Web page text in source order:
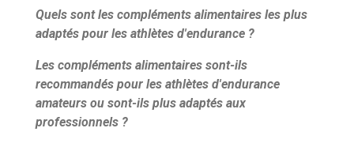
Quels sont les compléments alimentaires les plus
adaptés pour les athlètes d'endurance ?
Les compléments alimentaires sont-ils
recommandés pour les athlètes d'endurance
amateurs ou sont-ils plus adaptés aux
professionnels ?